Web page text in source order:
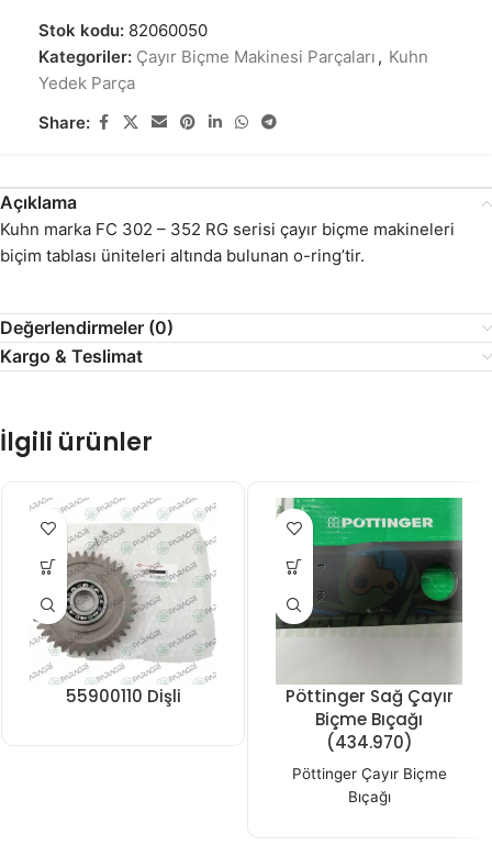
Stok kodu: 82060050
Kategoriler: Çayır Biçme Makinesi Parçaları , Kuhn
Yedek Parça
Share:
Açıklama
Kuhn marka FC 302 – 352 RG serisi çayır biçme makineleri
biçim tablası üniteleri altında bulunan o-ring’tir.
Değerlendirmeler (0)
Kargo & Teslimat
İlgili ürünler
55900110 Dişli
Pöttinger Sağ Çayır
Biçme Bıçağı
(434.970)
Pöttinger Çayır Biçme
Bıçağı